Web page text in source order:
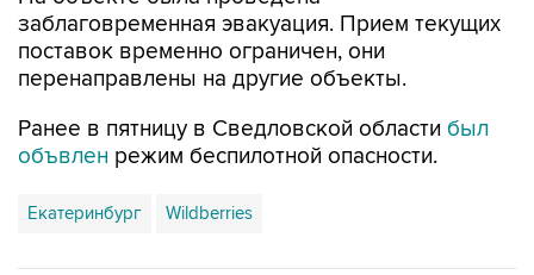
заблаговременная эвакуация. Прием текущих
поставок временно ограничен, они
перенаправлены на другие объекты.
Ранее в пятницу в Сведловской области был
объвлен режим беспилотной опасности.
Екатеринбург Wildberries